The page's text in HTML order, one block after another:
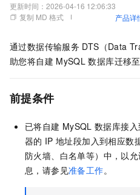
更新时间： 2026-04-16 12:06:33
复制 MD 格式
产品详
通过数据传输服务 DTS（Data
助您将自建 MySQL 数据库迁移至
前提条件
已将自建 MySQL 数据库接
器的 IP 地址段加入到相应数
防火墙、白名单等）中，以
息，请参见准备工作。